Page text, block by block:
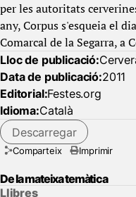
per les autoritats
any, Corpus s'esqueia el
Comarcal de la Segarra, a
Lloc de publicació:
Data de publicació:2011
Editorial:Festes.org
Idioma:Català
Descarregar
Comparteix Imprimir
De la mateixa temàtica
Llibres